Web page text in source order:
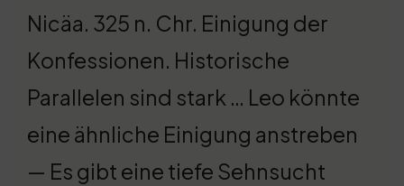
Nicäa. 325 n. Chr. Einigung der
Konfessionen. Historische
Parallelen sind stark … Leo könnte
eine ähnliche Einigung anstreben
— Es gibt eine tiefe Sehnsucht